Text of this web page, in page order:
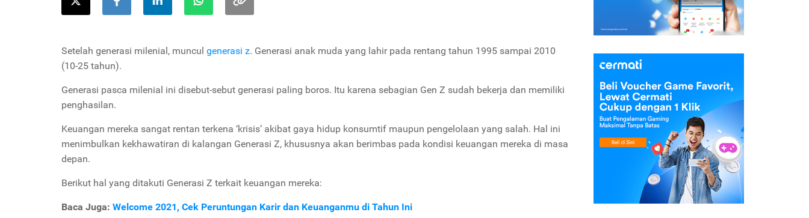
Setelah generasi milenial, muncul generasi z. Generasi anak muda yang lahir pada rentang tahun 1995 sampai 2010
(10-25 tahun).
Generasi pasca milenial ini disebut-sebut generasi paling boros. Itu karena sebagian Gen Z sudah bekerja dan memiliki
penghasilan.
Keuangan mereka sangat rentan terkena ‘krisis’ akibat gaya hidup konsumtif maupun pengelolaan yang salah. Hal ini
menimbulkan kekhawatiran di kalangan Generasi Z, khususnya akan berimbas pada kondisi keuangan mereka di masa
depan.
Berikut hal yang ditakuti Generasi Z terkait keuangan mereka:
Baca Juga: Welcome 2021, Cek Peruntungan Karir dan Keuanganmu di Tahun Ini